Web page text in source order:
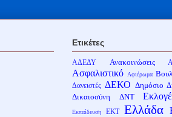
Ετικέτες
ΑΔΕΔΥ Ανακοινώσεις
Ασφαλιστικό Αφιέρωμα
Δανειστές ΔΕΚΟ Δημόσιο
Δικαιοσύνη
ΔΝΤ
Εκπαίδευση ΕΚΤ Ελλάδα